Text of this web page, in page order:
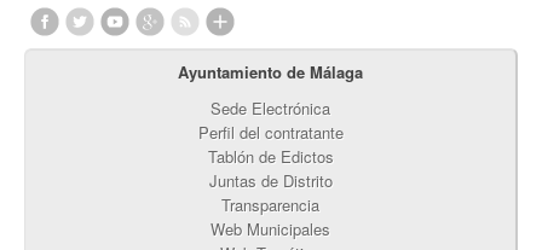
Ayuntamiento de Málaga
Sede Electrónica
Perfil del contratante
Tablón de Edictos
Juntas de Distrito
Transparencia
Web Municipales